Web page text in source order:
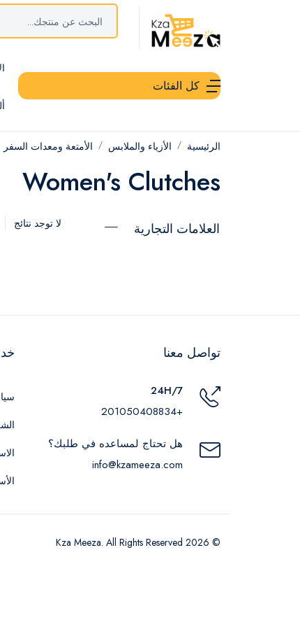
كل الفئات
الرئيسية الأزياء والملابس الأمتعة ومعدات السفر
Women's Clutches
العلامات التجارية لا توجد نتائج
تواصل معنا
24H/7
+201050408834
هل تحتاج لمساعده في طلبك؟
info@kzameeza.com
© 2026 Kza Meeza. All Rights Reserved